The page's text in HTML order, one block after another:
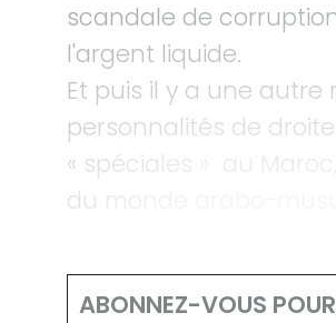
scandale de
l'argent liquide.
Et puis il y a une
personnalités de
« spéciales » au
du monde arabo-
ABONNEZ-VOUS